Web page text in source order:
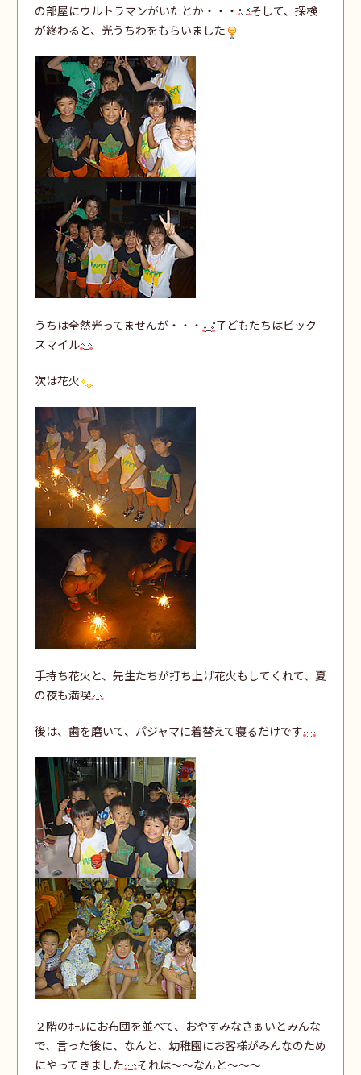
の部屋にウルトラマンがいたとか・・・
そして、探検
が終わると、光うちわをもらいました
うちは全然光ってませんが・・・
子どもたちはビック
スマイル
次は花火
手持ち花火と、先生たちが打ち上げ花火もしてくれて、夏
の夜も満喫
後は、歯を磨いて、パジャマに着替えて寝るだけです
２階のﾎｰﾙにお布団を並べて、おやすみなさぁいとみんな
で、言った後に、なんと、幼稚園にお客様がみんなのため
にやってきました
それは～～なんと～～～